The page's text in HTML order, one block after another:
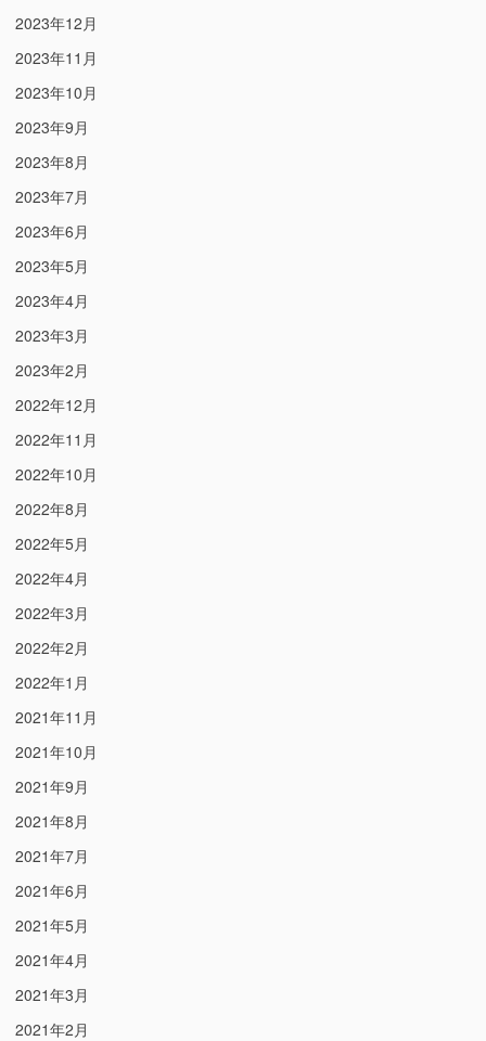
2023年12月
2023年11月
2023年10月
2023年9月
2023年8月
2023年7月
2023年6月
2023年5月
2023年4月
2023年3月
2023年2月
2022年12月
2022年11月
2022年10月
2022年8月
2022年5月
2022年4月
2022年3月
2022年2月
2022年1月
2021年11月
2021年10月
2021年9月
2021年8月
2021年7月
2021年6月
2021年5月
2021年4月
2021年3月
2021年2月